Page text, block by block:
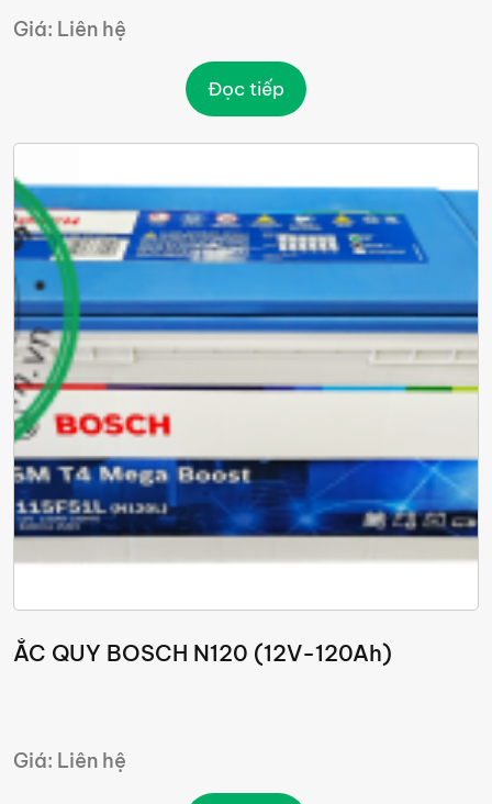
Giá: Liên hệ
Đọc tiếp
ẮC QUY BOSCH N120 (12V-120Ah)
Giá: Liên hệ